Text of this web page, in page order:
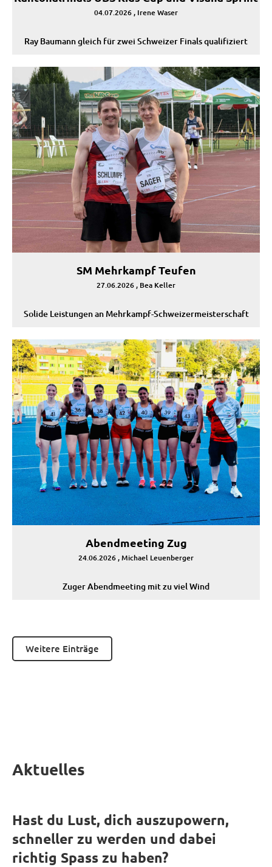
04.07.2026, Irene Waser
Ray Baumann gleich für zwei Schweizer Finals qualifiziert
SM Mehrkampf Teufen
27.06.2026, Bea Keller
Solide Leistungen an Mehrkampf-Schweizermeisterschaft
Abendmeeting Zug
24.06.2026, Michael Leuenberger
Zuger Abendmeeting mit zu viel Wind
Weitere Einträge
Aktuelles
Hast du Lust, dich auszupowern,
schneller zu werden und dabei
richtig Spass zu haben?